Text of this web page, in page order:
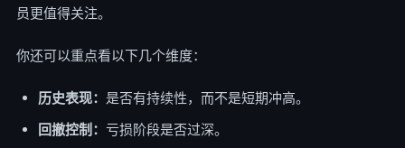
员更值得关注。
你还可以重点看以下几个维度：
历史表现： 是否有持续性，而不是短期冲高。
回撤控制： 亏损阶段是否过深。